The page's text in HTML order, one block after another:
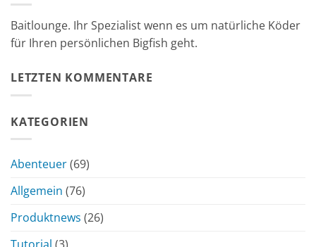
Baitlounge. Ihr Spezialist wenn es um natürliche Köder
für Ihren persönlichen Bigfish geht.
LETZTEN KOMMENTARE
KATEGORIEN
Abenteuer(69)
Allgemein (76)
Produktnews (26)